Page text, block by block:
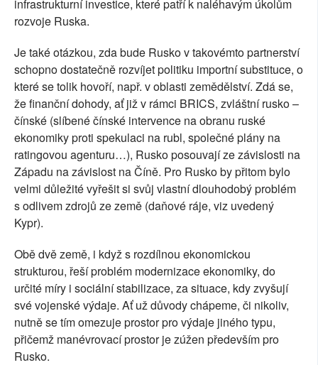
infrastrukturní investice, které patří k naléhavým úkolům
rozvoje Ruska.
Je také otázkou, zda bude Rusko v takovémto partnerství
schopno dostatečně rozvíjet politiku importní substituce, o
které se tolik hovoří, např. v oblasti zemědělství. Zdá se,
že finanční dohody, ať již v rámci BRICS, zvláštní rusko –
čínské (slíbené čínské intervence na obranu ruské
ekonomiky proti spekulaci na rubl, společné plány na
ratingovou agenturu…), Rusko posouvají ze závislosti na
Západu na závislost na Číně. Pro Rusko by přitom bylo
velmi důležité vyřešit si svůj vlastní dlouhodobý problém
s odlivem zdrojů ze země (daňové ráje, viz uvedený
Kypr).
Obě dvě země, i když s rozdílnou ekonomickou
strukturou, řeší problém modernizace ekonomiky, do
určité míry i sociální stabilizace, za situace, kdy zvyšují
své vojenské výdaje. Ať už důvody chápeme, či nikoliv,
nutně se tím omezuje prostor pro výdaje jiného typu,
přičemž manévrovací prostor je zúžen především pro
Rusko.